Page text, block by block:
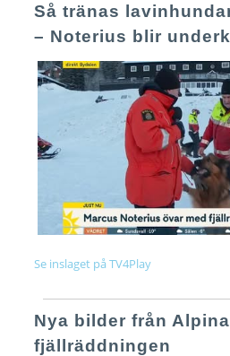
Så tränas
– Noterius blir
Se inslaget på TV4Play
Nya bilder från Alpina
fjällräddningen